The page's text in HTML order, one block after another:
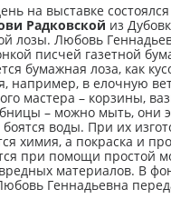
на выставке
Радковской из
лозы. Любовь
писчей газетной
бумажная лоза, как
например, в елочную
мастера – корзины,
– можно мыть, они
воды. При их
химия, а покраска и
при помощи простой
материалов. В
Геннадьевна